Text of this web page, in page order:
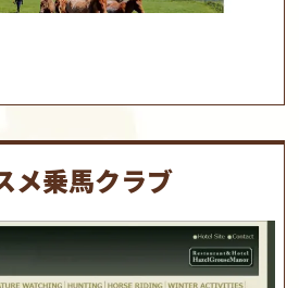
メ乗馬クラブ